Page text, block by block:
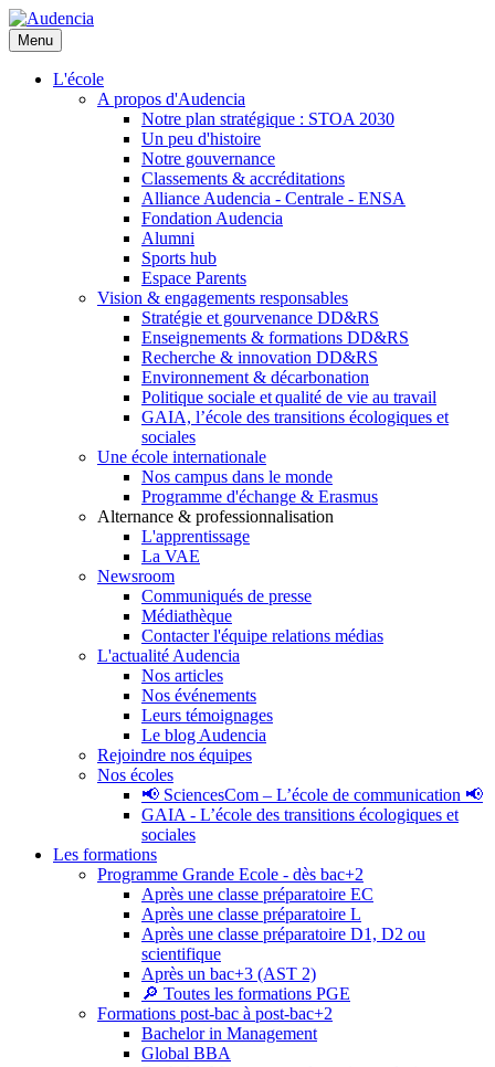
Aller
au
contenu
principal
Menu
L'école
A propos d'Audencia
Notre plan stratégique : STOA 2030
Un peu d'histoire
Notre gouvernance
Classements & accréditations
Alliance Audencia - Centrale - ENSA
Fondation Audencia
Alumni
Sports hub
Espace Parents
Vision & engagements responsables
Stratégie et gourvenance DD&RS
Enseignements & formations DD&RS
Recherche & innovation DD&RS
Environnement & décarbonation
Politique sociale et qualité de vie au travail
GAIA, l’école des transitions écologiques et
sociales
Une école internationale
Nos campus dans le monde
Programme d'échange & Erasmus
Alternance & professionnalisation
L'apprentissage
La VAE
Newsroom
Communiqués de presse
Médiathèque
Contacter l'équipe relations médias
L'actualité Audencia
Nos articles
Nos événements
Leurs témoignages
Le blog Audencia
Rejoindre nos équipes
Nos écoles
📢 SciencesCom – L’école de communication 📢
GAIA - L’école des transitions écologiques et
sociales
Les formations
Programme Grande Ecole - dès bac+2
Après une classe préparatoire EC
Après une classe préparatoire L
Après une classe préparatoire D1, D2 ou
scientifique
Après un bac+3 (AST 2)
🔎 Toutes les formations PGE
Formations post-bac à post-bac+2
Bachelor in Management
Global BBA